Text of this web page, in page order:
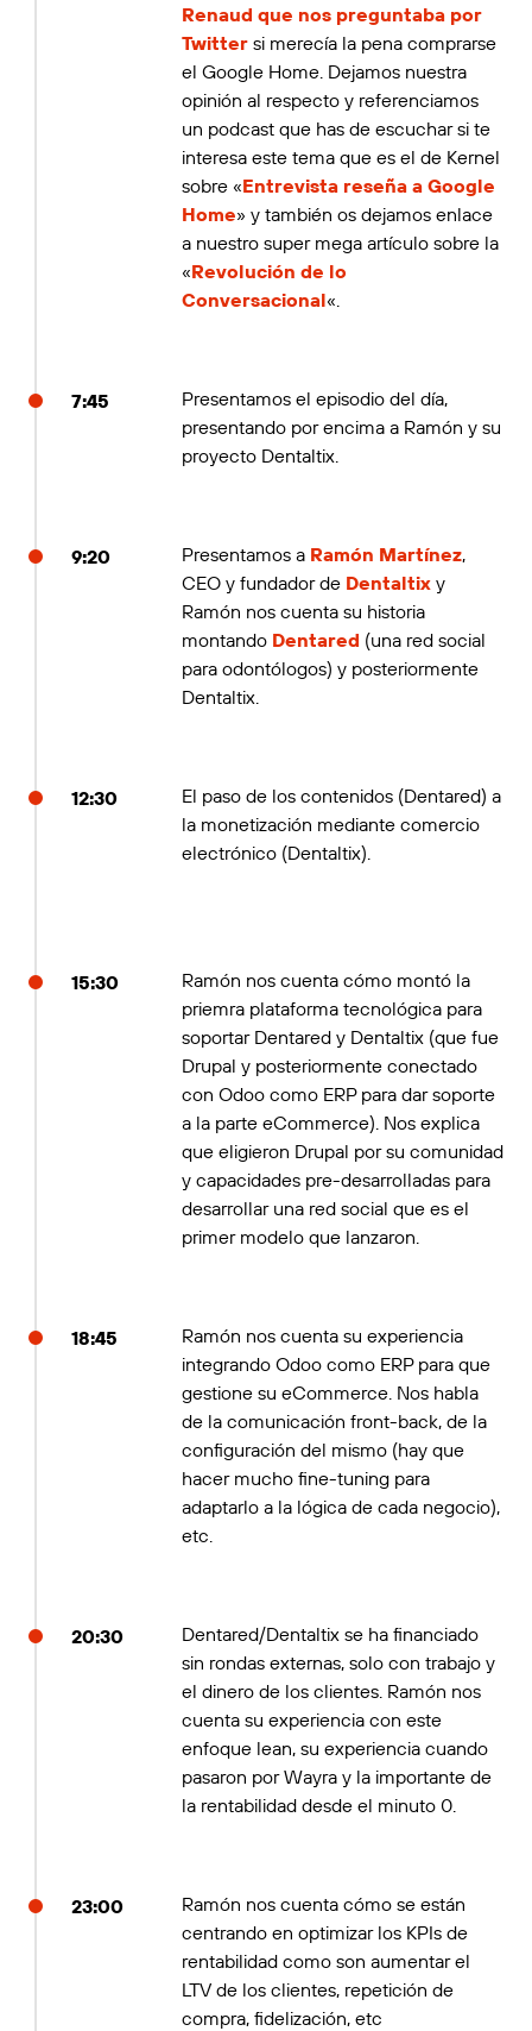
Renaud que nos preguntaba por
Twitter si merecía la pena comprarse
el Google Home. Dejamos nuestra
opinión al respecto y referenciamos
un podcast que has de escuchar si te
interesa este tema que es el de Kernel
sobre «Entrevista reseña a Google
Home» y también os dejamos enlace
a nuestro super mega artículo sobre la
«Revolución de lo
Conversacional«.
7:45
Presentamos el episodio del día,
presentando por encima a Ramón y su
proyecto Dentaltix.
9:20 Presentamos a Ramón Martínez,
CEO y fundador de Dentaltix y
Ramón nos cuenta su historia
montando Dentared (una red social
para odontólogos) y posteriormente
Dentaltix.
12:30
El paso de los contenidos (Dentared) a
la monetización mediante comercio
electrónico (Dentaltix).
15:30
Ramón nos cuenta cómo montó la
priemra plataforma tecnológica para
soportar Dentared y Dentaltix (que fue
Drupal y posteriormente conectado
con Odoo como ERP para dar soporte
a la parte eCommerce). Nos explica
que eligieron Drupal por su comunidad
y capacidades pre-desarrolladas para
desarrollar una red social que es el
primer modelo que lanzaron.
18:45
Ramón nos cuenta su experiencia
integrando Odoo como ERP para que
gestione su eCommerce. Nos habla
de la comunicación front-back, de la
configuración del mismo (hay que
hacer mucho fine-tuning para
adaptarlo a la lógica de cada negocio),
etc.
20:30
Dentared/Dentaltix se ha financiado
sin rondas externas, solo con trabajo y
el dinero de los clientes. Ramón nos
cuenta su experiencia con este
enfoque lean, su experiencia cuando
pasaron por Wayra y la importante de
la rentabilidad desde el minuto 0.
23:00
Ramón nos cuenta cómo se están
centrando en optimizar los KPIs de
rentabilidad como son aumentar el
LTV de los clientes, repetición de
compra, fidelización, etc